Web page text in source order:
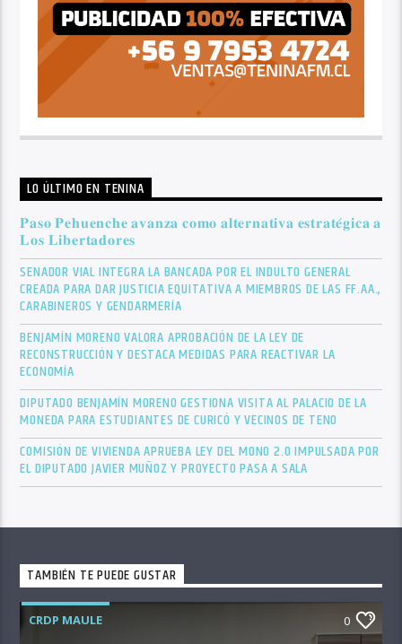
LO ÚLTIMO EN TENINA
𝐏𝐚𝐬𝐨 𝐏𝐞𝐡𝐮𝐞𝐧𝐜𝐡𝐞 𝐚𝐯𝐚𝐧𝐳𝐚 𝐜𝐨𝐦𝐨 𝐚𝐥𝐭𝐞𝐫𝐧𝐚𝐭𝐢𝐯𝐚 𝐞𝐬𝐭𝐫𝐚𝐭𝐞́𝐠𝐢𝐜𝐚 𝐚
𝐋𝐨𝐬 𝐋𝐢𝐛𝐞𝐫𝐭𝐚𝐝𝐨𝐫𝐞𝐬
SENADOR VIAL INTEGRA LA BANCADA POR EL INDULTO GENERAL
CREADA PARA DAR JUSTICIA EQUITATIVA A MIEMBROS DE LAS FF.AA.,
CARABINEROS Y GENDARMERÍA
BENJAMÍN MORENO VALORA APROBACIÓN DE LA LEY DE
RECONSTRUCCIÓN Y DESTACA MEDIDAS PARA REACTIVAR LA
ECONOMÍA
DIPUTADO BENJAMÍN MORENO GESTIONA VISITA AL PALACIO DE LA
MONEDA PARA ESTUDIANTES DE CURICÓ Y VECINOS DE TENO
COMISIÓN DE VIVIENDA APRUEBA LEY DEL MONO 2.0 IMPULSADA POR
EL DIPUTADO JAVIER MUÑOZ Y PROYECTO PASA A SALA
TAMBIÉN TE PUEDE GUSTAR
CRDP MAULE 0